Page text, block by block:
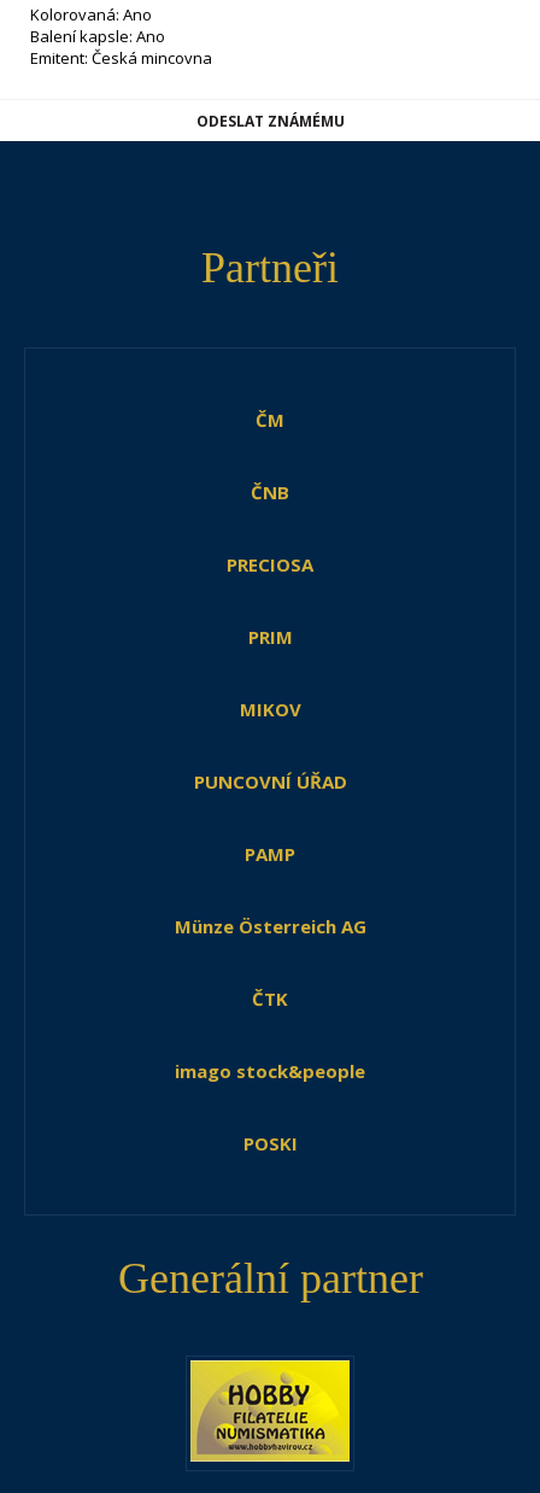
Kolorovaná: Ano
Balení kapsle: Ano
Emitent: Česká mincovna
ODESLAT ZNÁMÉMU
Partneři
ČM
ČNB
PRECIOSA
PRIM
MIKOV
PUNCOVNÍ ÚŘAD
PAMP
Münze Österreich AG
ČTK
imago stock&people
POSKI
Generální partner